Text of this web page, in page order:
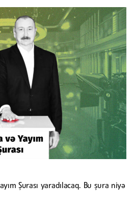
Şurası yaradılacaq. Bu şura niyə